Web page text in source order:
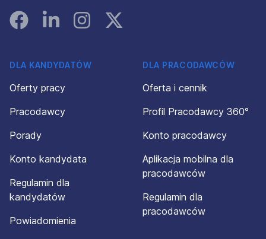
FacebookLinked InInstagramInstagram
DLA KANDYDATÓW
Oferty pracy
Pracodawcy
Porady
Konto kandydata
Regulamin dla
kandydatów
Powiadomienia
DLA PRACODAWCÓW
Oferta i cennik
Profil Pracodawcy 360°
Konto pracodawcy
Aplikacja mobilna dla
pracodawców
Regulamin dla
pracodawców